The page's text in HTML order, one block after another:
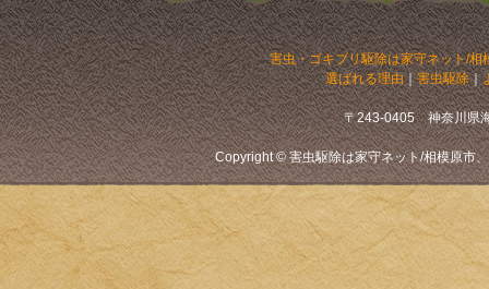
害虫・ゴキブリ駆除は家守ネット/
選ばれる理由｜害虫駆除｜
〒243-0405 神奈川県
Copyright © 害虫駆除は家守ネット/相模原市